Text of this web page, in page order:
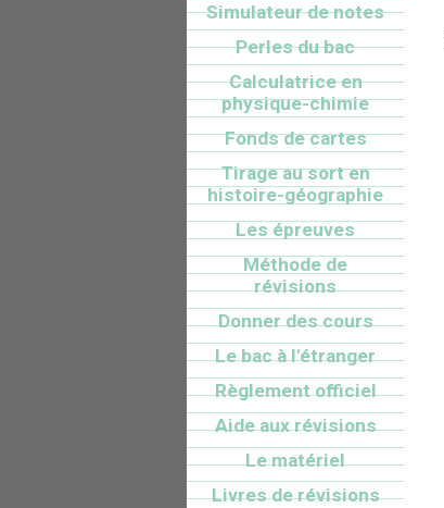
Simulateur de notes
Perles du bac
Calculatrice en
physique-chimie
Fonds de cartes
Tirage au sort en
histoire-géographie
Les épreuves
Méthode de
révisions
Donner des cours
Le bac à l'étranger
Règlement officiel
Aide aux révisions
Le matériel
Livres de révisions